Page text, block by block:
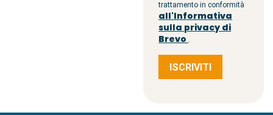
trattamento in conformità
all'Informativa
sulla privacy di
Brevo .
ISCRIVITI